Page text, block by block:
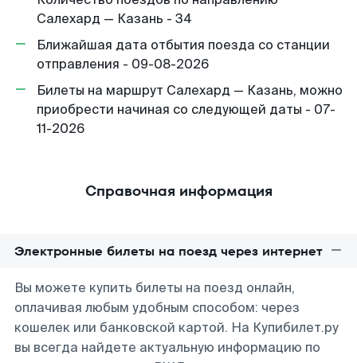
Салехард — Казань - 34
Ближайшая дата отбытия поезда со станции
отправления - 09-08-2026
Билеты на маршрут Салехард — Казань, можно
приобрести начиная со следующей даты - 07-
11-2026
Справочная информация
Электронные билеты на поезд через интернет
Вы можете купить билеты на поезд онлайн,
оплачивая любым удобным способом: через
кошелек или банковской картой. На Купибилет.ру
вы всегда найдете актуальную информацию по